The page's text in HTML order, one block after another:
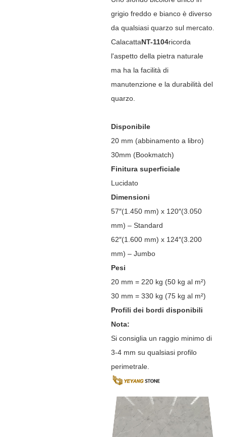
grigio freddo e bianco è diverso
da qualsiasi quarzo sul mercato.
CalacattaNT-1104ricorda
l'aspetto della pietra naturale
ma ha la facilità di
manutenzione e la durabilità del
quarzo.
Disponibile
20 mm (abbinamento a libro)
30mm (Bookmatch)
Finitura superficiale
Lucidato
Dimensioni
57″(1.450 mm) x 120″(3.050
mm) – Standard
62″(1.600 mm) x 124″(3.200
mm) – Jumbo
Pesi
20 mm = 220 kg (50 kg al m²)
30 mm = 330 kg (75 kg al m²)
Profili dei bordi disponibili
Nota:
Si consiglia un raggio minimo di
3-4 mm su qualsiasi profilo
perimetrale.